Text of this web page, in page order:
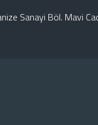
Sanayi Böl. Mavi